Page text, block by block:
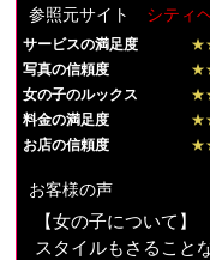
んが立っていました
再会の嬉しさでハグ
は少し眉間に皺を寄
会いたかったの？」
という間に距離を詰
て、上から躊躇なく
はあの頃よりほっそ
グしてるから」と、
参照元サイト シティ
サービスの満足度
写真の信頼度
女の子のルックス
料金の満足度
お店の信頼度
お客様の声
【女の子について】
スタイルもさること